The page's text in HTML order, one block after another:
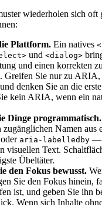
wiederholen sich oft
Plattform. Ein natives
und <dialog>
und einen korrekten
Greifen Sie nur zu
denken Sie an die
kein ARIA, wenn ein
Dinge programmatisch.
zugänglichen Namen aus
oder aria-labelledby —
visuellen Text.
Übeltäter.
den Fokus bewusst.
Sie den Fokus hinein,
ist, und geben Sie ihn
Wenn sich Inhalte